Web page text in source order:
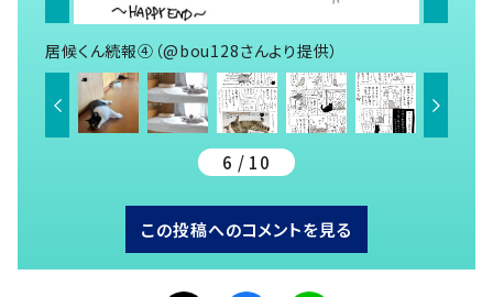
居候くん続報④（@bou128さんより提供）
6 / 10
この投稿へのコメントを見る